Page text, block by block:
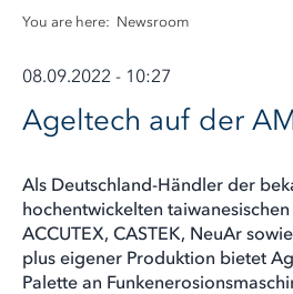
You are here: Newsroom
08.09.2022 - 10:27
Ageltech auf der
Als Deutschland-Händler der
hochentwickelten
ACCUTEX, CASTEK, NeuAr
plus eigener Produktion bietet
Palette an